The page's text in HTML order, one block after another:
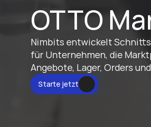
OTTO
Nimbits entwickelt
für Unternehmen, die
Angebote, Lager, Orders
Starte jetzt